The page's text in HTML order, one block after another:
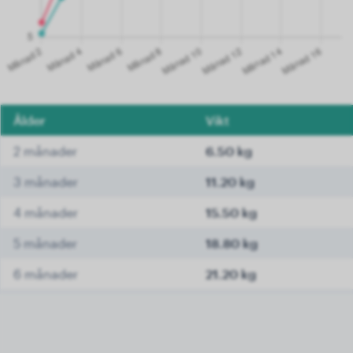
Ålder Vikt
2 månader 6.50 kg
3 månader 11.20 kg
4 månader 15.50 kg
5 månader 18.80 kg
6 månader 21.20 kg